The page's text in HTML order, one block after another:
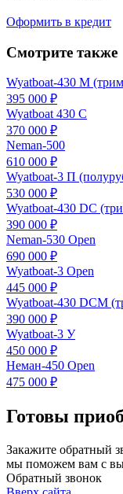
Оформить в кредит
Смотрите также
Wyatboat-430 M
395 000 ₽
Wyatboat 430 C
370 000 ₽
Neman-500
610 000 ₽
Wyatboat-3 П
530 000 ₽
Wyatboat-430 DC
390 000 ₽
Neman-530 Open
690 000 ₽
Wyatboat-3 Open
445 000 ₽
Wyatboat-430 DCM
390 000 ₽
Wyatboat-3 У
450 000 ₽
Неман-450 Open
475 000 ₽
Готовы
Закажите обратный
мы поможем вам с
Обратный звонок